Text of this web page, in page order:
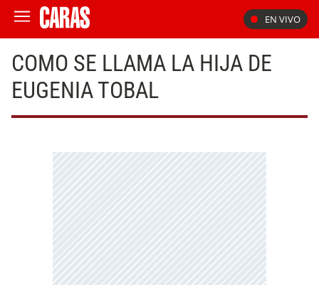
EN VIVO
COMO SE LLAMA LA HIJA DE
EUGENIA TOBAL